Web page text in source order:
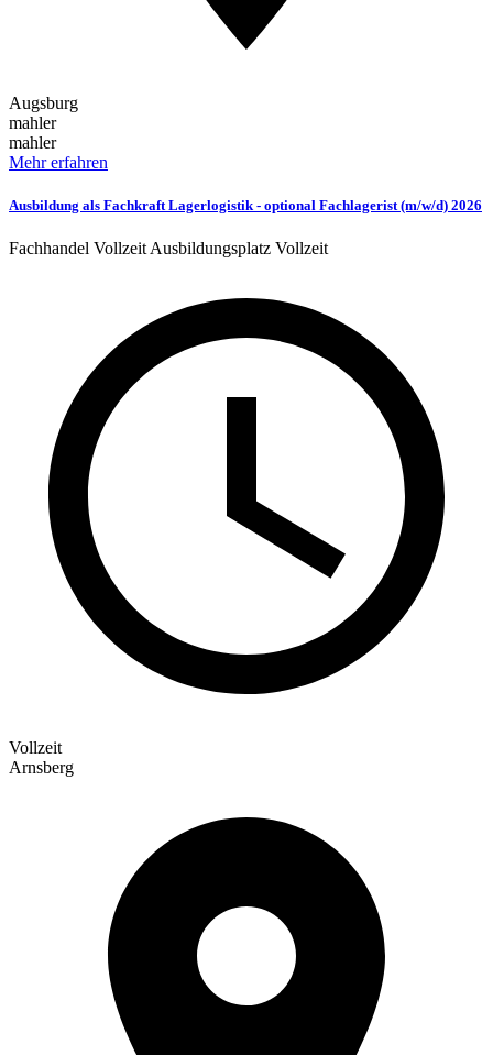
Augsburg
mahler
mahler
Mehr erfahren
Ausbildung als Fachkraft Lagerlogistik - optional Fachlagerist (m/w/d) 2026
Fachhandel Vollzeit Ausbildungsplatz Vollzeit
Vollzeit
Arnsberg